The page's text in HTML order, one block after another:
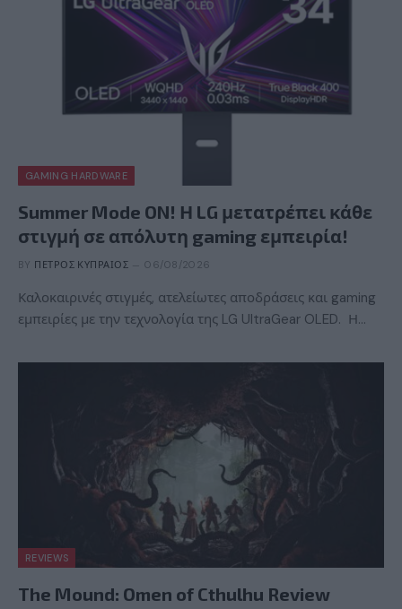
GAMING HARDWARE
Summer Mode ON! Η LG μετατρέπει κάθε
στιγμή σε απόλυτη gaming εμπειρία!
BY ΠΈΤΡΟΣ ΚΥΠΡΑΊΟΣ 06/08/2026
Καλοκαιρινές στιγμές, ατελείωτες αποδράσεις και gaming
εμπειρίες με την τεχνολογία της LG UltraGear OLED. Η…
REVIEWS
The Mound: Omen of Cthulhu Review